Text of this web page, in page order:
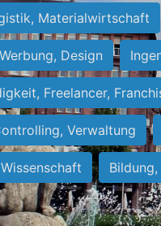
Materialwirtschaft
Design
Freelancer,
Verwaltung